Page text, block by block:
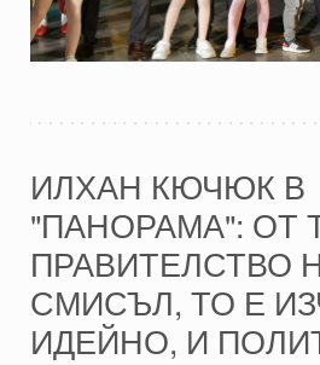
ИЛХАН КЮЧЮК В
"ПАНОРАМА": ОТ
ПРАВИТЕЛСТВО
СМИСЪЛ, ТО Е
ИДЕЙНО, И